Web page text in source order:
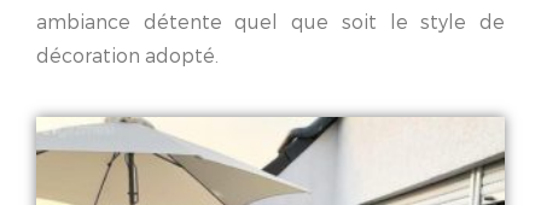
ambiance détente quel que soit le style de
décoration adopté.